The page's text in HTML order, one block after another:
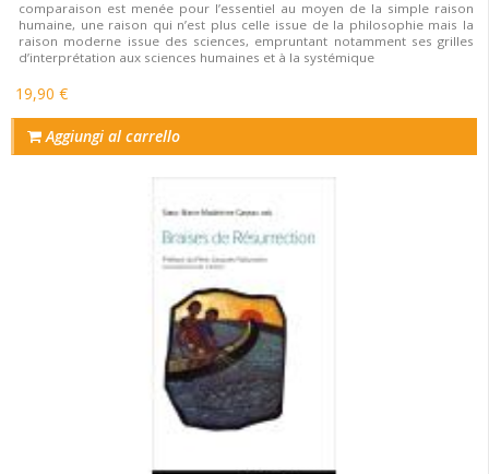
comparaison est menée pour l’essentiel au moyen de la simple raison
humaine, une raison qui n’est plus celle issue de la philosophie mais la
raison moderne issue des sciences, empruntant notamment ses grilles
d’interprétation aux sciences humaines et à la systémique
19,90 €
Aggiungi al carrello